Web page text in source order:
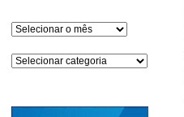
Arquivos
Categorias